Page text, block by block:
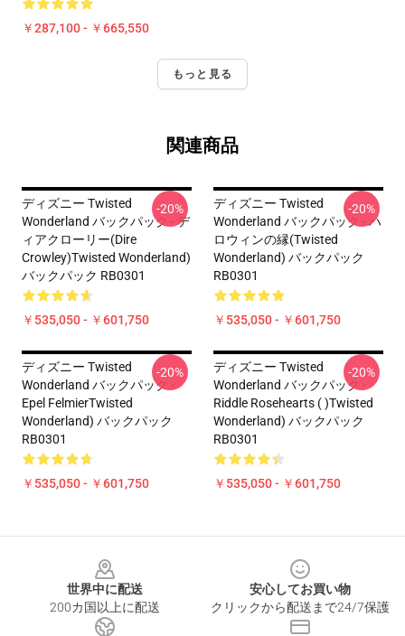
￥287,100 - ￥665,550
もっと見る
関連商品
ディズニー Twisted
Wonderland バックパック - デ
ィアクローリー(Dire
Crowley)Twisted Wonderland)
バックパック RB0301
￥535,050 - ￥601,750
-20%
ディズニー Twisted
Wonderland バックパック - ハ
ロウィンの縁(Twisted
Wonderland) バックパック
RB0301
￥535,050 - ￥601,750
-20%
ディズニー Twisted
Wonderland バックパック -
Epel FelmierTwisted
Wonderland) バックパック
RB0301
￥535,050 - ￥601,750
-20%
ディズニー Twisted
Wonderland バックパック -
Riddle Rosehearts ( )Twisted
Wonderland) バックパック
RB0301
￥535,050 - ￥601,750
-20%
世界中に配送
200カ国以上に配送
安心してお買い物
クリックから配送まで24/7保護